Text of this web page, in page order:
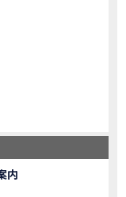
高！Honda Super Cub(JA59)
みたら大変なことになりました
でついにやります。
ません。ごめんなさい。
場でバイクの周りを…
がまさかの対応…
グ中も〇〇が大好き♡
DCT【バイク女子ツーリング】
検証します
内